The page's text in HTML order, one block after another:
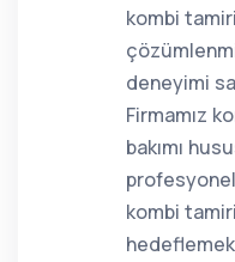
kombi
deneyimi
Firmamız
bakımı
kombi